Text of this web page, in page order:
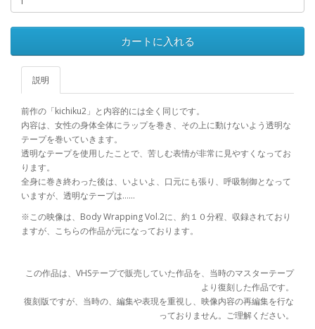
カートに入れる
説明
前作の「kichiku2」と内容的には全く同じです。
内容は、女性の身体全体にラップを巻き、その上に動けないよう透明な
テープを巻いていきます。
透明なテープを使用したことで、苦しむ表情が非常に見やすくなってお
ります。
全身に巻き終わった後は、いよいよ、口元にも張り、呼吸制御となって
いますが、透明なテープは……
※この映像は、Body Wrapping Vol.2に、約１０分程、収録されており
ますが、こちらの作品が元になっております。
この作品は、VHSテープで販売していた作品を、当時のマスターテープ
より復刻した作品です。
復刻版ですが、当時の、編集や表現を重視し、映像内容の再編集を行な
っておりません。ご理解ください。